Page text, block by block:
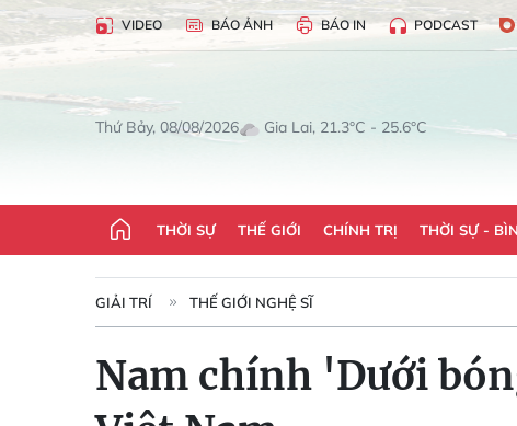
VIDEO BÁO ẢNH BÁO IN PODCAST
Thứ Bảy, 08/08/2026 Gia Lai, 21.3°C - 25.6°C
THỜI SỰ THẾ GIỚI CHÍNH TRỊ THỜI SỰ -
GIẢI TRÍ THẾ GIỚI NGHỆ SĨ
Nam chính 'Dưới